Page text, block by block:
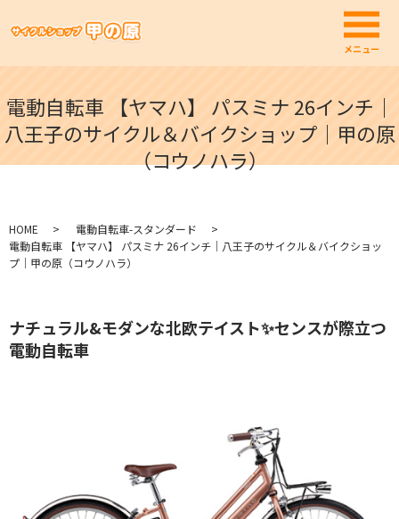
メ
メニュー
電動自転車 【ヤマハ】 パスミナ 26インチ｜
八王子のサイクル＆バイクショップ｜甲の原
（コウノハラ）
HOME
電動自転車-スタンダード
電動自転車 【ヤマハ】 パスミナ 26インチ｜八王子のサイクル＆バイクショッ
プ｜甲の原（コウノハラ）
ナチュラル&モダンな北欧テイスト✨センスが際立つ
電動自転車